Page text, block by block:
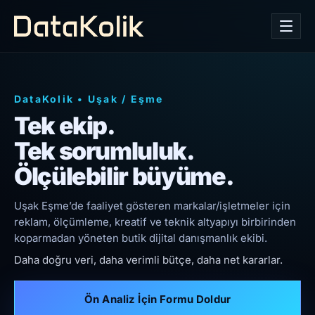
DataKolik • Uşak / Eşme
Tek ekip.
Tek sorumluluk.
Ölçülebilir büyüme.
Uşak Eşme’de faaliyet gösteren markalar/işletmeler için
reklam, ölçümleme, kreatif ve teknik altyapıyı birbirinden
koparmadan yöneten butik dijital danışmanlık ekibi.
Daha doğru veri, daha verimli bütçe, daha net kararlar.
Ön Analiz İçin Formu Doldur